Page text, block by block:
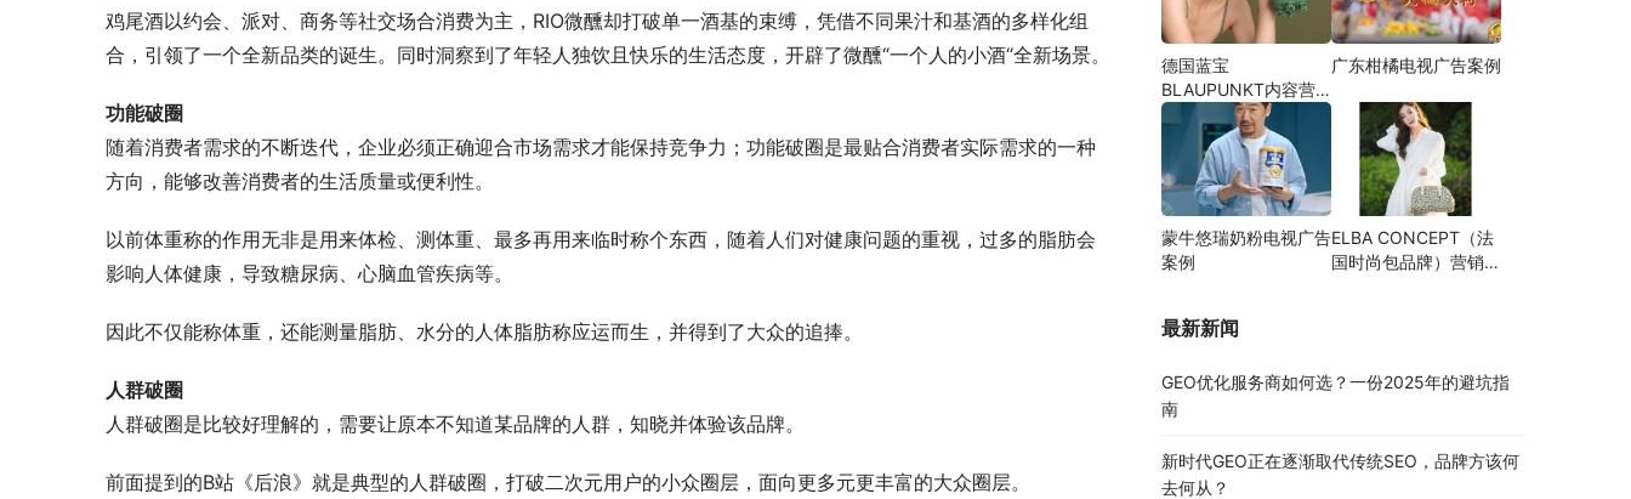
鸡尾酒以约会、派对、商务等社交场合消费为主，RIO微醺却打破单一酒基的束缚，凭借不同果汁和基酒的多样化组
合，引领了一个全新品类的诞生。同时洞察到了年轻人独饮且快乐的生活态度，开辟了微醺“一个人的小酒“全新场景。
功能破圈
随着消费者需求的不断迭代，企业必须正确迎合市场需求才能保持竞争力；功能破圈是最贴合消费者实际需求的一种
方向，能够改善消费者的生活质量或便利性。
以前体重称的作用无非是用来体检、测体重、最多再用来临时称个东西，随着人们对健康问题的重视，过多的脂肪会
影响人体健康，导致糖尿病、心脑血管疾病等。
因此不仅能称体重，还能测量脂肪、水分的人体脂肪称应运而生，并得到了大众的追捧。
人群破圈
人群破圈是比较好理解的，需要让原本不知道某品牌的人群，知晓并体验该品牌。
前面提到的B站《后浪》就是典型的人群破圈，打破二次元用户的小众圈层，面向更多元更丰富的大众圈层。
德国蓝宝
BLAUPUNKT内容营
销案例
广东柑橘电视广告案例
蒙牛悠瑞奶粉电视广告
案例
ELBA CONCEPT（法
国时尚包品牌）营销案
最新新闻
GEO优化服务商如何选？一份2025年的避坑指
南
新时代GEO正在逐渐取代传统SEO，品牌方该何
去何从？